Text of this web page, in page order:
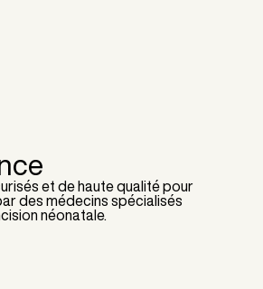
et de haute qualité pour
des médecins spécialisés
néonatale.